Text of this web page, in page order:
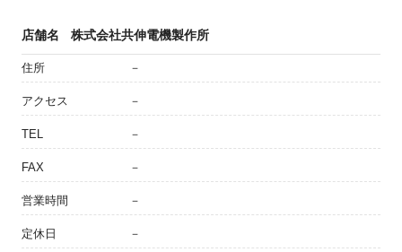
店舗名 株式会社共伸電機製作所
住所 －
アクセス －
TEL －
FAX －
営業時間 －
定休日 －